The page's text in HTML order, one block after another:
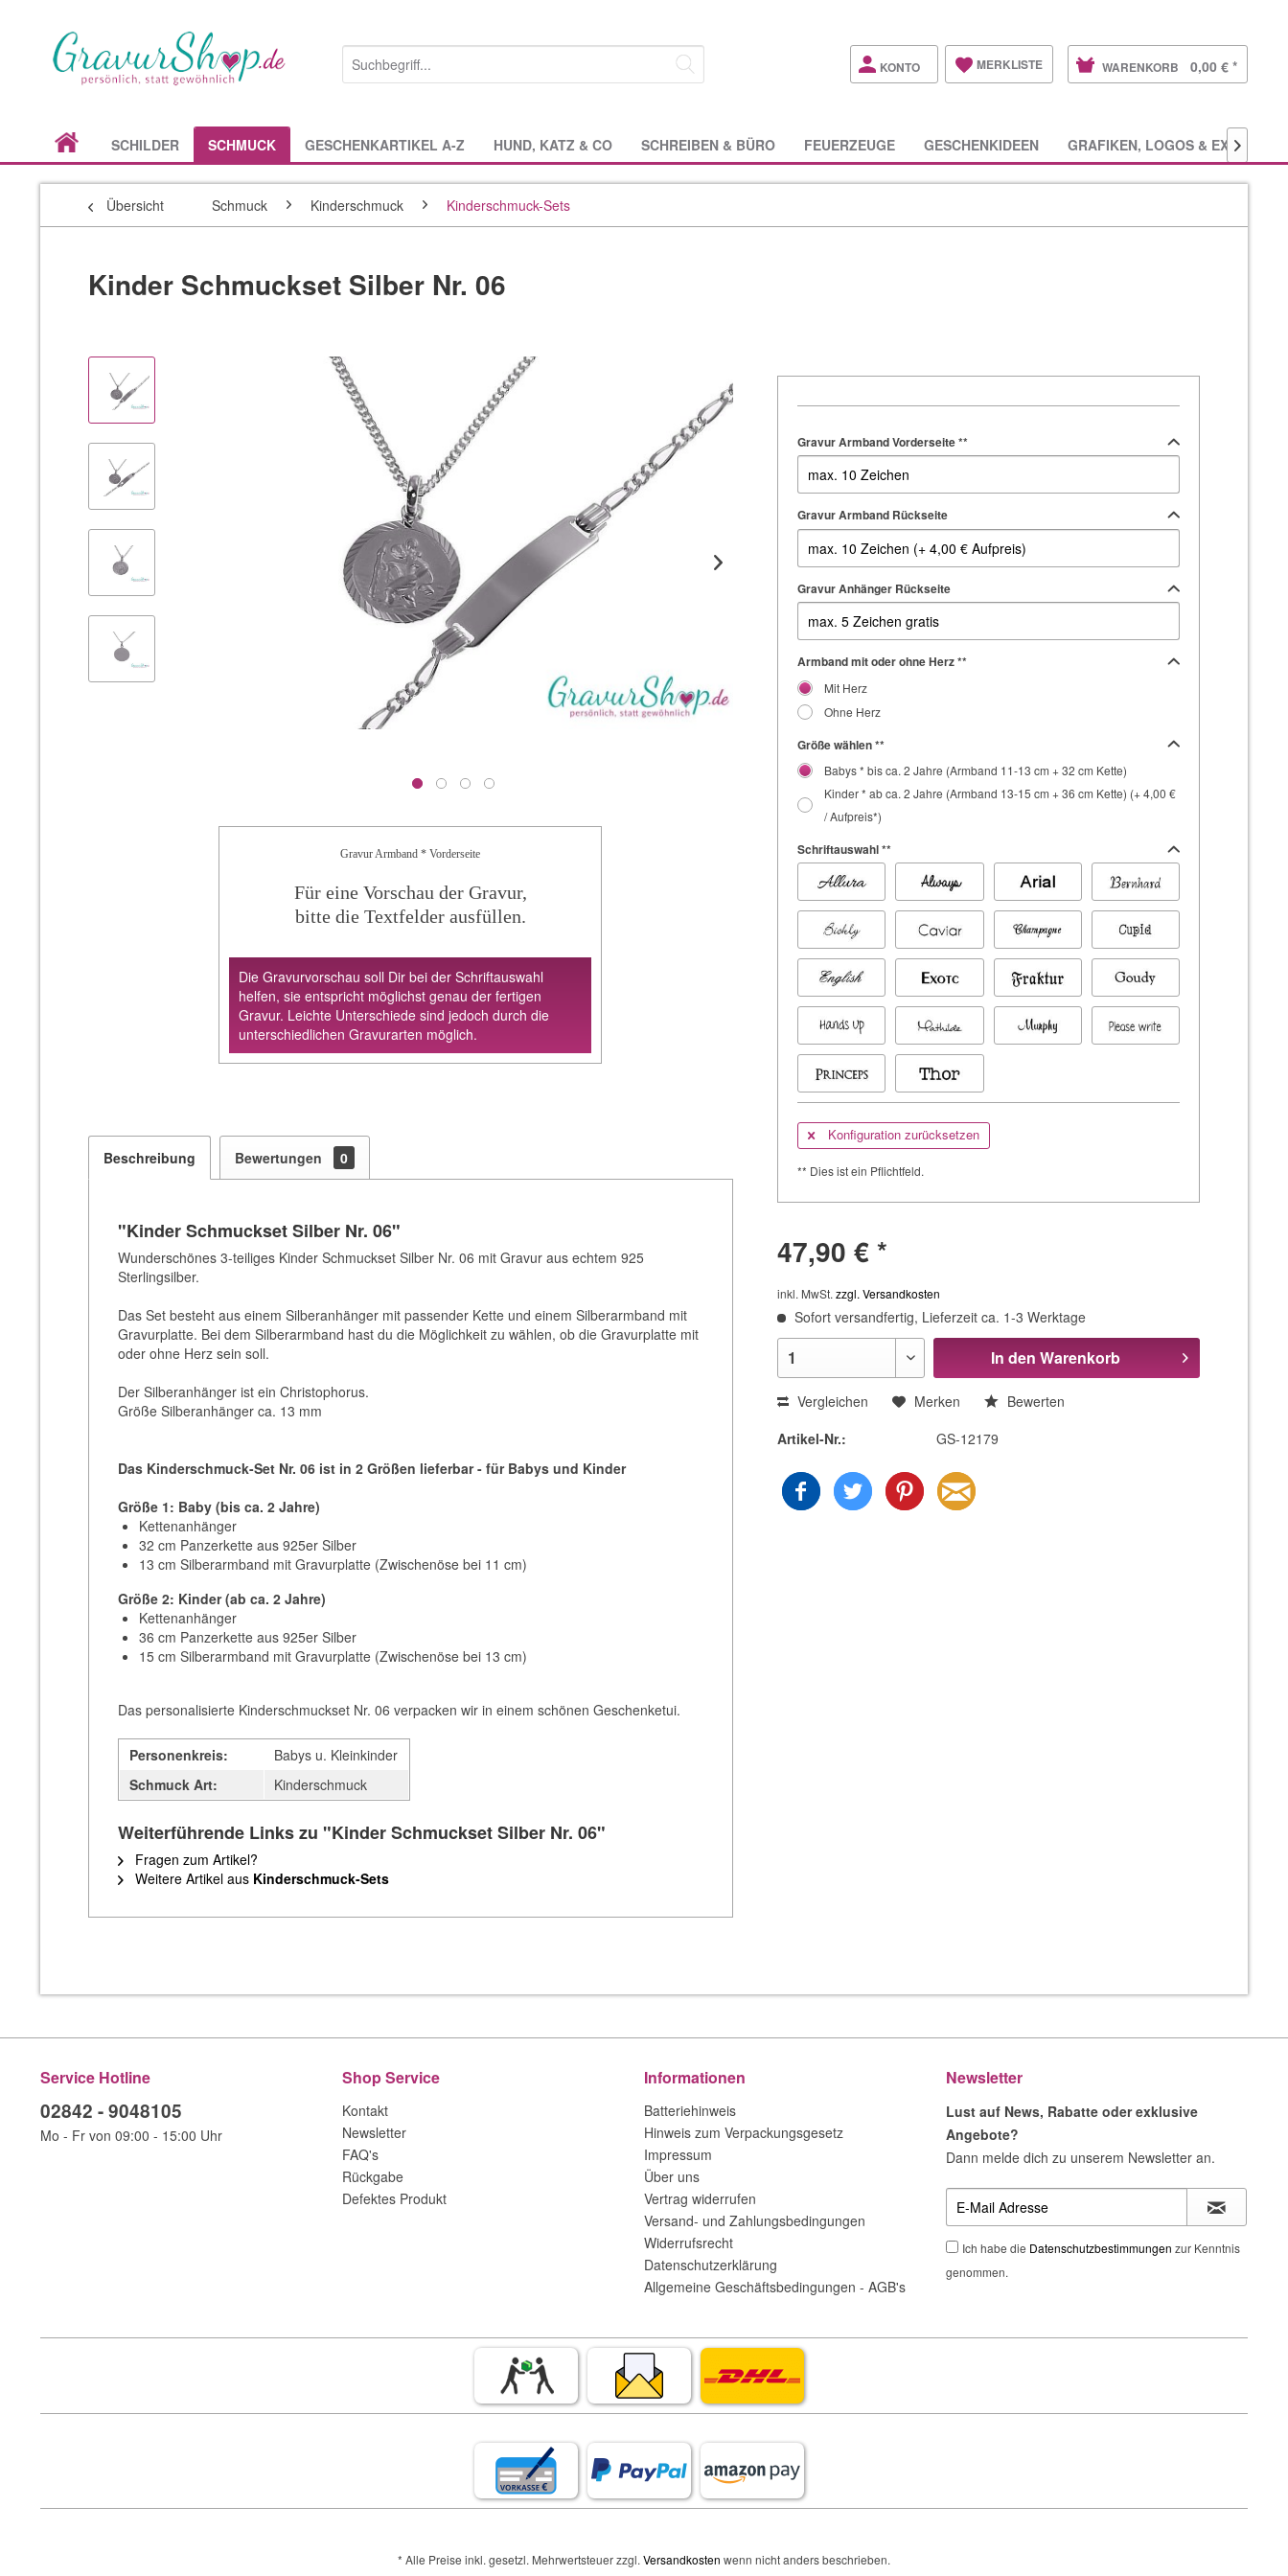
KONTO MERKLISTE WARENKORB 0,00 € *
SCHILDER SCHMUCK GESCHENKARTIKEL A-Z HUND, KATZ & CO SCHREIBEN & BÜRO FEUERZEUGE GESCHENKIDEEN GRAFIKEN, LOGOS & EXTRAS

Übersicht Schmuck Kinderschmuck Kinderschmuck-Sets
Kinder Schmuckset Silber Nr. 06
Gravur Armband * Vorderseite
Für eine Vorschau der Gravur,
bitte die Textfelder ausfüllen.
Die Gravurvorschau soll Dir bei der Schriftauswahl
helfen, sie entspricht möglichst genau der fertigen
Gravur. Leichte Unterschiede sind jedoch durch die
unterschiedlichen Gravurarten möglich.
Beschreibung Bewertungen 0
"Kinder Schmuckset Silber Nr. 06"
Wunderschönes 3-teiliges Kinder Schmuckset Silber Nr. 06 mit Gravur aus echtem 925
Sterlingsilber.
Das Set besteht aus einem Silberanhänger mit passender Kette und einem Silberarmband mit
Gravurplatte. Bei dem Silberarmband hast du die Möglichkeit zu wählen, ob die Gravurplatte mit
oder ohne Herz sein soll.
Der Silberanhänger ist ein Christophorus.
Größe Silberanhänger ca. 13 mm
Das Kinderschmuck-Set Nr. 06 ist in 2 Größen lieferbar - für Babys und Kinder
Größe 1: Baby (bis ca. 2 Jahre)
Kettenanhänger
32 cm Panzerkette aus 925er Silber
13 cm Silberarmband mit Gravurplatte (Zwischenöse bei 11 cm)
Größe 2: Kinder (ab ca. 2 Jahre)
Kettenanhänger
36 cm Panzerkette aus 925er Silber
15 cm Silberarmband mit Gravurplatte (Zwischenöse bei 13 cm)
Das personalisierte Kinderschmuckset Nr. 06 verpacken wir in einem schönen Geschenketui.
Personenkreis:
Babys u. Kleinkinder
Schmuck Art:
Kinderschmuck
Weiterführende Links zu "Kinder Schmuckset Silber Nr. 06"
Fragen zum Artikel?
Weitere Artikel aus Kinderschmuck-Sets
Gravur Armband Vorderseite **
Gravur Armband Rückseite
Gravur Anhänger Rückseite
Armband mit oder ohne Herz **
Mit Herz
Ohne Herz
Größe wählen **
Babys * bis ca. 2 Jahre (Armband 11-13 cm + 32 cm Kette)
Kinder * ab ca. 2 Jahre (Armband 13-15 cm + 36 cm Kette) (+ 4,00 €
/ Aufpreis*)
Schriftauswahl **
Konfiguration zurücksetzen
** Dies ist ein Pflichtfeld.
47,90 € *
inkl. MwSt.zzgl. Versandkosten
Sofort versandfertig, Lieferzeit ca. 1-3 Werktage
In den Warenkorb
Vergleichen Merken
Bewerten
Artikel-Nr.:
GS-12179
Service Hotline
02842 - 9048105
Mo - Fr von 09:00 - 15:00 Uhr
Shop Service
Kontakt
Newsletter
FAQ's
Rückgabe
Defektes Produkt
Informationen
Batteriehinweis
Hinweis zum Verpackungsgesetz
Impressum
Über uns
Vertrag widerrufen
Versand- und Zahlungsbedingungen
Widerrufsrecht
Datenschutzerklärung
Allgemeine Geschäftsbedingungen - AGB's
Newsletter
Lust auf News, Rabatte oder exklusive
Angebote?
Dann melde dich zu unserem Newsletter an.
Ich habe die Datenschutzbestimmungen zur Kenntnis
genommen.
* Alle Preise inkl. gesetzl. Mehrwertsteuer zzgl. Versandkosten wenn nicht anders beschrieben.